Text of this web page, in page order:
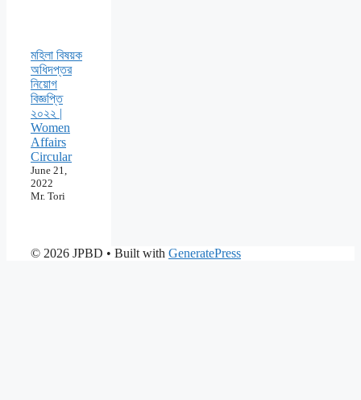
মহিলা বিষয়ক
অধিদপ্তর
নিয়োগ
বিজ্ঞপ্তি
২০২২ |
Women
Affairs
Circular
June 21,
2022
Mr. Tori
© 2026 JPBD • Built with GeneratePress